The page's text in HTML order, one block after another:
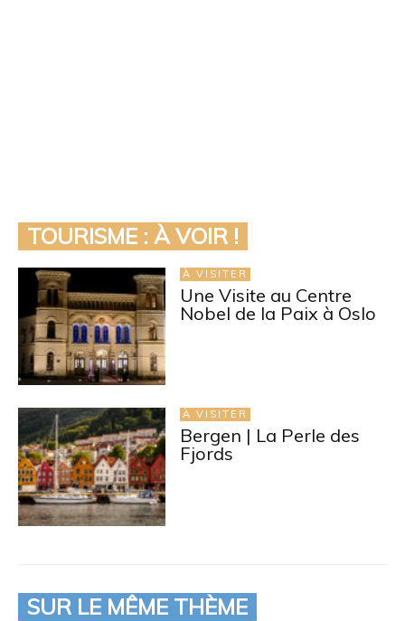
TOURISME : À VOIR !
À VISITER
Une Visite au Centre
Nobel de la Paix à Oslo
À VISITER
Bergen | La Perle des
Fjords
SUR LE MÊME THÈME